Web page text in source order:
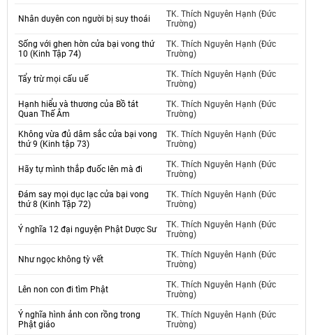
Nhân duyên con người bị suy thoái
TK. Thích Nguyên Hạnh (Đức
Trường)
Sống với ghen hờn cửa bại vong thứ
10 (Kinh Tập 74)
TK. Thích Nguyên Hạnh (Đức
Trường)
Tẩy trừ mọi cấu uế
TK. Thích Nguyên Hạnh (Đức
Trường)
Hạnh hiểu và thương của Bồ tát
Quan Thế Âm
TK. Thích Nguyên Hạnh (Đức
Trường)
Không vừa đủ dâm sắc cửa bại vong
thứ 9 (Kinh tập 73)
TK. Thích Nguyên Hạnh (Đức
Trường)
Hãy tự mình thắp đuốc lên mà đi
TK. Thích Nguyên Hạnh (Đức
Trường)
Đám say mọi dục lạc cửa bại vong
thứ 8 (Kinh Tập 72)
TK. Thích Nguyên Hạnh (Đức
Trường)
Ý nghĩa 12 đại nguyện Phật Dược Sư
TK. Thích Nguyên Hạnh (Đức
Trường)
Như ngọc không tỳ vết
TK. Thích Nguyên Hạnh (Đức
Trường)
Lên non con đi tìm Phật
TK. Thích Nguyên Hạnh (Đức
Trường)
Ý nghĩa hình ảnh con rồng trong
Phật giáo
TK. Thích Nguyên Hạnh (Đức
Trường)